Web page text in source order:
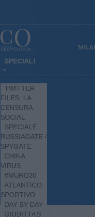
SPECIALI
TWITTER
FILES: LA
CENSURA
SOCIAL
SPECIALE
RUSSIAGATE /
SPYGATE
CHINA
VIRUS
#MURO30
ATLANTICO
SPORTIVO
DAY BY DAY
GIUDITTA’S